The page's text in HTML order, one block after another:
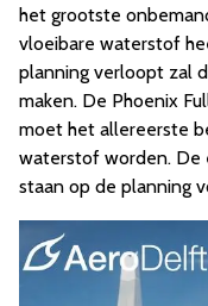
het grootste
vloeibare waterstof
planning verloopt zal
maken. De Phoenix
moet het allereerste
waterstof worden. De
staan op de planning